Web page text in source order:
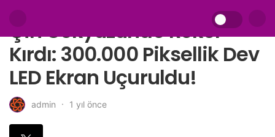
Çin Gökyüzünde Rekor
Kırdı: 300.000 Piksellik Dev
LED Ekran Uçuruldu!
admin 1 yıl önce